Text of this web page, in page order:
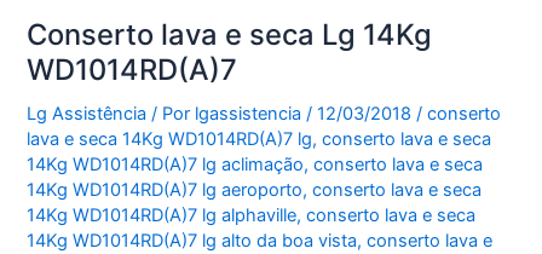
Conserto lava e seca Lg 14Kg
WD1014RD(A)7
Lg Assistência / Por lgassistencia/12/03/2018 /conserto
lava e seca 14Kg WD1014RD(A)7 lg,conserto lava e seca
14Kg WD1014RD(A)7 lg aclimação,conserto lava e seca
14Kg WD1014RD(A)7 lg aeroporto,conserto lava e seca
14Kg WD1014RD(A)7 lg alphaville,conserto lava e seca
14Kg WD1014RD(A)7 lg alto da boa vista,conserto lava e